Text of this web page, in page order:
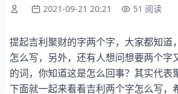
2021-09-21 20:21 51 阅读
提起吉利聚财的字两个字，大家都知道
怎么写，另外，还有人想问想要两个字
的词，你知道这是怎么回事？其实代表
下面就一起来看看吉利两个字怎么写，